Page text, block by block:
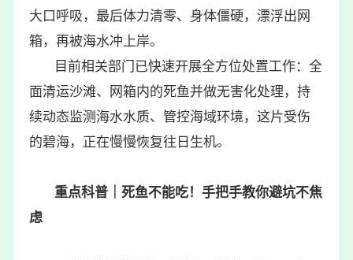
大口呼吸，最后体力清零、身体僵硬，漂浮出网
箱，再被海水冲上岸。
目前相关部门已快速开展全方位处置工作：全
面清运沙滩、网箱内的死鱼并做无害化处理，持
续动态监测海水水质、管控海域环境，这片受伤
的碧海，正在慢慢恢复往日生机。
重点科普｜死鱼不能吃！手把手教你避坑不焦
虑